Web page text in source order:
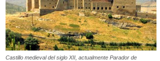
Castillo medieval del siglo XII, actualmente Parador de